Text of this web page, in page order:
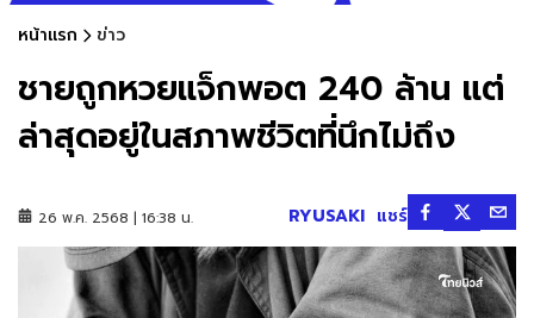
หน้าแรก ข่าว
ชายถูกหวยแจ็กพอต 240 ล้าน แต่
ล่าสุดอยู่ในสภาพชีวิตที่นึกไม่ถึง
26 พ.ค. 2568 | 16:38 น. RYUSAKI แชร์